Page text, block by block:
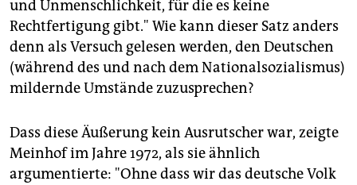
und Unmenschlichkeit, für die es keine
Rechtfertigung gibt." Wie kann dieser Satz anders
denn als Versuch gelesen werden, den Deutschen
(während des und nach dem Nationalsozialismus)
mildernde Umstände zuzusprechen?
Dass diese Äußerung kein Ausrutscher war, zeigte
Meinhof im Jahre 1972, als sie ähnlich
argumentierte: "Ohne dass wir das deutsche Volk